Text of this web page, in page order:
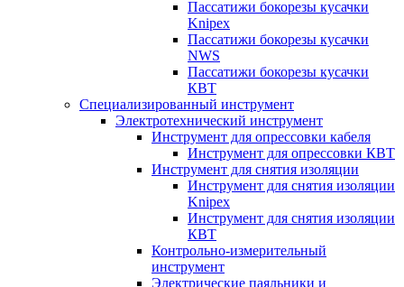
Пассатижи бокорезы кусачки
Knipex
Пассатижи бокорезы кусачки
NWS
Пассатижи бокорезы кусачки
КВТ
Специализированный инструмент
Электротехнический инструмент
Инструмент для опрессовки кабеля
Инструмент для опрессовки КВТ
Инструмент для снятия изоляции
Инструмент для снятия изоляции
Knipex
Инструмент для снятия изоляции
КВТ
Контрольно-измерительный
инструмент
Электрические паяльники и